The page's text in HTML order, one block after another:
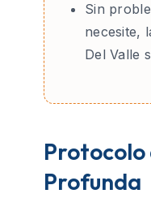
Sin
necesite,
Del Valle
Protocolo
Profunda